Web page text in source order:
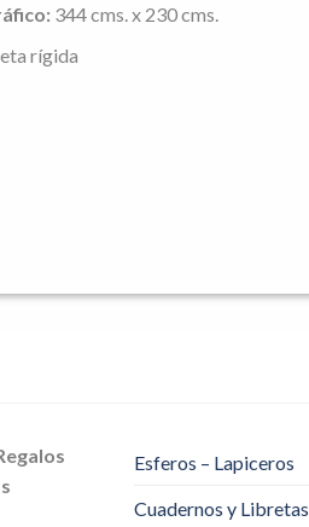
344 cms. x 230 cms.
rígida
Esferos – Lapiceros
Cuadernos y Libretas